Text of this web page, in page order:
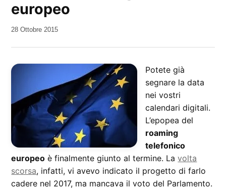
europeo
da
28 Ottobre 2015
Potete già
segnare la data
nei vostri
calendari digitali.
L’epopea del
roaming
telefonico
europeo è finalmente giunto al termine. Lavolta
scorsa, infatti, vi avevo indicato il progetto di farlo
cadere nel 2017, ma mancava il voto del Parlamento.